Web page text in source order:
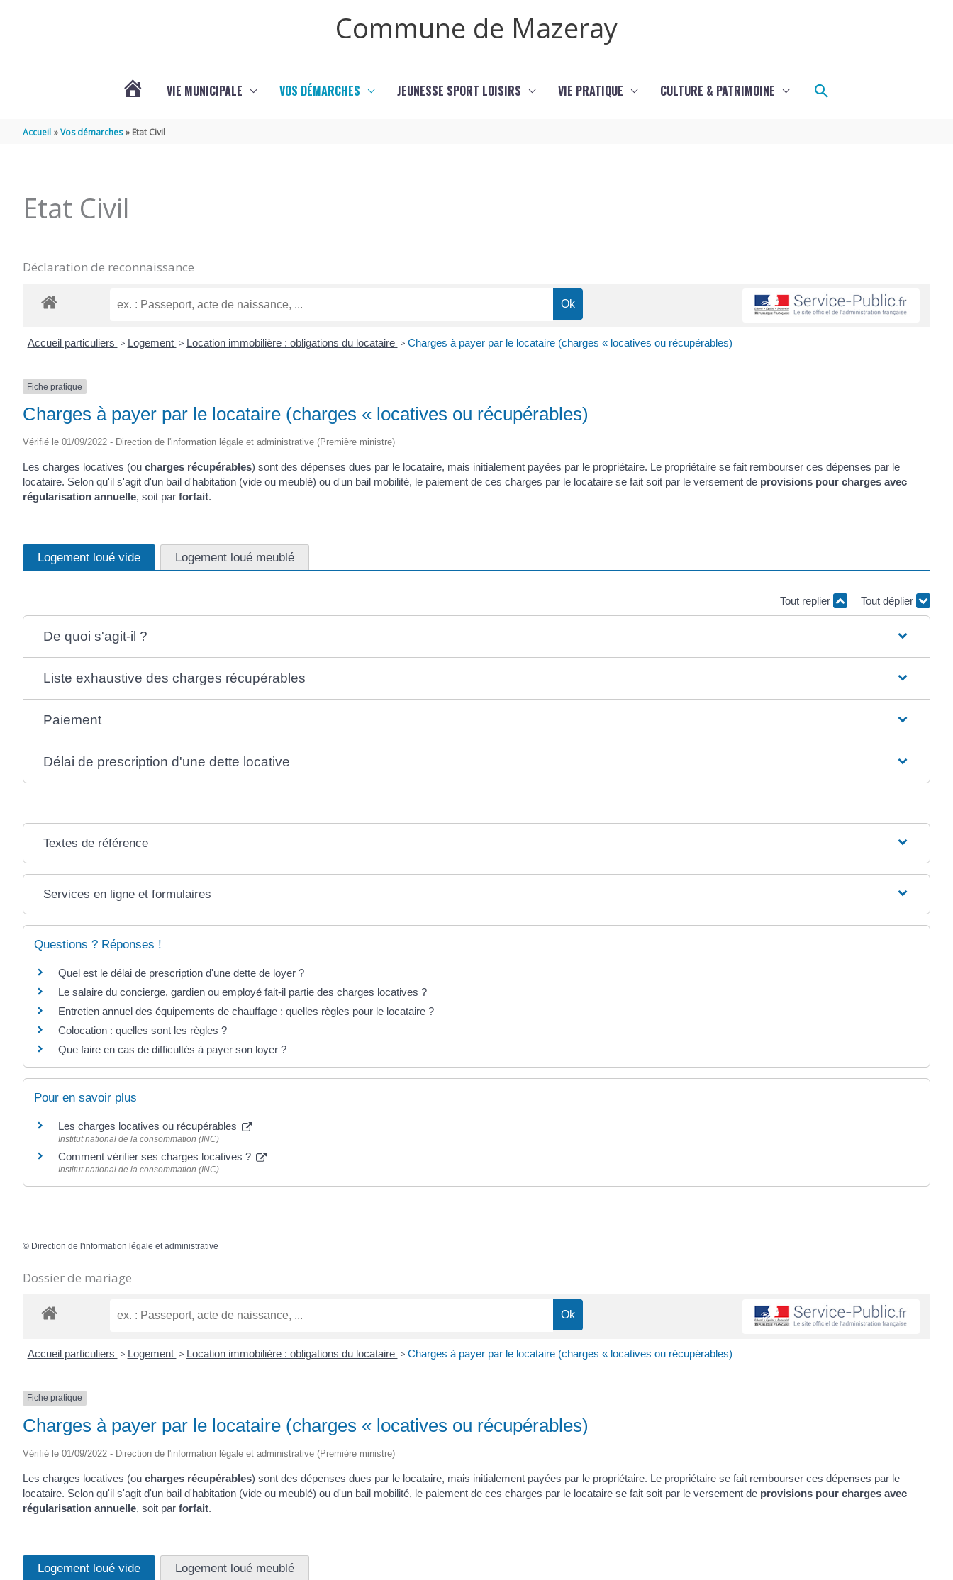
Commune de Mazeray
MAZERAY
VIE MUNICIPALE VOS DÉMARCHES JEUNESSE SPORT LOISIRS VIE PRATIQUE CULTURE & PATRIMOINE Rechercher
Accueil Vos démarches Etat Civil
Etat Civil
Déclaration de reconnaissance
Accueil particuliers > Logement > Location immobilière : obligations du locataire > Charges à payer par le locataire (charges « locatives ou récupérables)
Fiche pratique
Charges à payer par le locataire (charges « locatives ou récupérables)
Vérifié le 01/09/2022 - Direction de l'information légale et administrative (Première ministre)
Les charges locatives (ou charges récupérables) sont des dépenses dues par le locataire, mais initialement payées par le propriétaire. Le propriétaire se fait rembourser ces dépenses par le
locataire. Selon qu'il s'agit d'un bail d'habitation (vide ou meublé) ou d'un bail mobilité, le paiement de ces charges par le locataire se fait soit par le versement de provisions pour charges avec
régularisation annuelle, soit par forfait.
Logement loué vide Logement loué meublé
Tout replier Tout déplier
De quoi s'agit-il ?
Liste exhaustive des charges récupérables
Paiement
Délai de prescription d'une dette locative
Textes de référence
Services en ligne et formulaires
Questions ? Réponses !
Quel est le délai de prescription d'une dette de loyer ?
Le salaire du concierge, gardien ou employé fait-il partie des charges locatives ?
Entretien annuel des équipements de chauffage : quelles règles pour le locataire ?
Colocation : quelles sont les règles ?
Que faire en cas de difficultés à payer son loyer ?
Pour en savoir plus
Les charges locatives ou récupérables
Institut national de la consommation (INC)
Comment vérifier ses charges locatives ?
Institut national de la consommation (INC)
© Direction de l'information légale et administrative
Dossier de mariage
Accueil particuliers > Logement > Location immobilière : obligations du locataire > Charges à payer par le locataire (charges « locatives ou récupérables)
Fiche pratique
Charges à payer par le locataire (charges « locatives ou récupérables)
Vérifié le 01/09/2022 - Direction de l'information légale et administrative (Première ministre)
Les charges locatives (ou charges récupérables) sont des dépenses dues par le locataire, mais initialement payées par le propriétaire. Le propriétaire se fait rembourser ces dépenses par le
locataire. Selon qu'il s'agit d'un bail d'habitation (vide ou meublé) ou d'un bail mobilité, le paiement de ces charges par le locataire se fait soit par le versement de provisions pour charges avec
régularisation annuelle, soit par forfait.
Logement loué vide Logement loué meublé